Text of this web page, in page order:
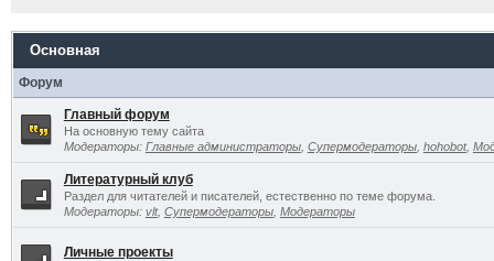
Основная
Форум
Главный форум
На основную тему сайта
Модераторы: Главные администраторы, Супермодераторы, hohobot,
Литературный клуб
Раздел для читателей и писателей, естественно по теме форума.
Модераторы: vlt, Супермодераторы, Модераторы
Личные проекты